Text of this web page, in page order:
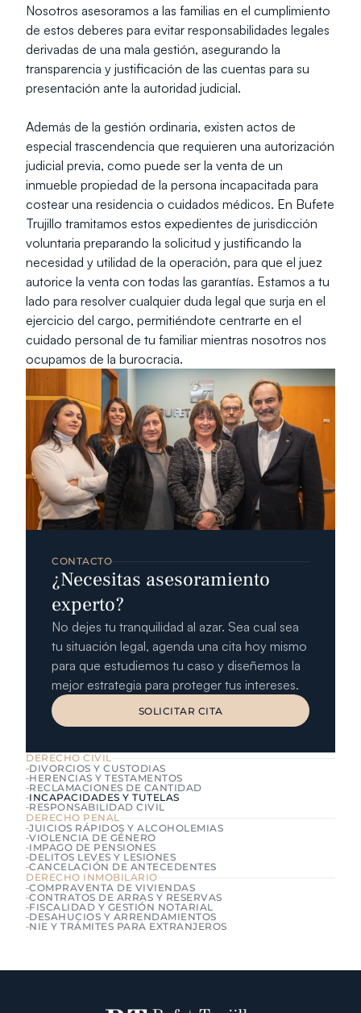
DERECHO CIVIL
DIVORCIOS Y CUSTODIAS
HERENCIAS Y TESTAMENTOS
RECLAMACIONES DE CANTIDAD
INCAPACIDADES Y TUTELAS
RESPONSABILIDAD CIVIL
DERECHO PENAL
JUICIOS RÁPIDOS Y ALCOHOLEMIAS
VIOLENCIA DE GÉNERO
IMPAGO DE PENSIONES
DELITOS LEVES Y LESIONES
CANCELACIÓN DE ANTECEDENTES
DERECHO INMOBILARIO
COMPRAVENTA DE VIVIENDAS
CONTRATOS DE ARRAS Y RESERVAS
FISCALIDAD Y GESTIÓN NOTARIAL
DESAHUCIOS Y ARRENDAMIENTOS
NIE Y TRÁMITES PARA EXTRANJEROS
Nosotros asesoramos a las familias en el cumplimiento
de estos deberes para evitar responsabilidades legales
derivadas de una mala gestión, asegurando la
transparencia y justificación de las cuentas para su
presentación ante la autoridad judicial.
Además de la gestión ordinaria, existen actos de
especial trascendencia que requieren una autorización
judicial previa, como puede ser la venta de un
inmueble propiedad de la persona incapacitada para
costear una residencia o cuidados médicos. En Bufete
Trujillo tramitamos estos expedientes de jurisdicción
voluntaria preparando la solicitud y justificando la
necesidad y utilidad de la operación, para que el juez
autorice la venta con todas las garantías. Estamos a tu
lado para resolver cualquier duda legal que surja en el
ejercicio del cargo, permitiéndote centrarte en el
cuidado personal de tu familiar mientras nosotros nos
ocupamos de la burocracia.
CONTACTO
¿Necesitas asesoramiento
experto?
No dejes tu tranquilidad al azar. Sea cual sea
tu situación legal, agenda una cita hoy mismo
para que estudiemos tu caso y diseñemos la
mejor estrategia para proteger tus intereses.
SOLICITAR CITA